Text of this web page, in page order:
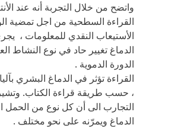
واتضح من خلال التجربة أنه عند
القراءة السطحية من اجل تمضية
الأستيعاب النقدي للمعلومات ،
الدماغ تغيير حاد في نوع النشاط
الدورة الدموية .
القراءة تؤثر في الدماغ البشري
، حسب طريقة قراءة الكتاب. وتشير
التجارب الى أن كل نوع من الحمل
الدماغ ويمرّنه على نحو مختلف .